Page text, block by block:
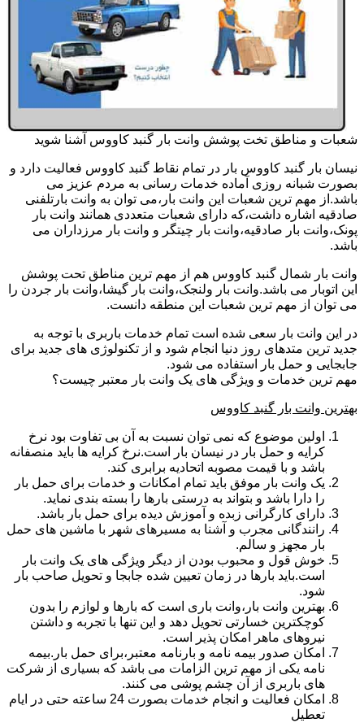
شعبات و مناطق تخت پوشش وانت بار گنبد کاووس آشنا شوید
نیسان بار گنبد کاووس بار در تمام نقاط گنبد کاووس فعالیت دارد و
بصورت شبانه روزی آماده خدمات رسانی به مردم عزیز می
باشد.از مهم ترین شعبات این وانت بار،می توان به وانت بارتلفنی
صادقیه اشاره داشت،که دارای شعبات متعددی همانند وانت بار
پونک،وانت بار صادقیه،وانت بار چیتگر و وانت بار مرزداران می
باشد.
وانت بار شمال گنبد کاووس هم از مهم ترین مناطق تحت پوشش
این اتوبار می باشد.وانت بار ولنجک،وانت بار گیشا،وانت بار جردن را
می توان از مهم ترین شعبات این منطقه دانست.
در این وانت بار سعی شده است تمام خدمات باربری با توجه به
جدید ترین متدهای روز دنیا انجام شود و از تکنولوژی های جدید برای
جابجایی و حمل بار استفاده می شود.
مهم ترین خدمات و ویژگی های یک وانت بار معتبر چیست؟
بهترین وانت بار گنبد کاووس
اولین موضوع که نمی توان نسبت به آن بی تفاوت بود نرخ
کرایه و حمل بار در نیسان بار است.نرخ کرایه ها باید منصفانه
باشد و با قیمت مصوبه اتحادیه برابری کند.
یک وانت بار موفق باید تمام امکانات و خدمات برای حمل بار
را دارا باشد و بتواند به درستی بارها را بسته بندی نماید.
دارای کارگرانی زبده و آموزش دیده برای حمل بار باشد.
رانندگانی مجرب و آشنا به مسیرهای شهر با ماشین های حمل
بار مجهز و سالم.
خوش قول و محبوب بودن از دیگر ویژگی های یک وانت بار
است.باید بارها در زمان تعیین شده جابجا و تحویل صاحب بار
شود.
بهترین وانت بار،وانت باری است که بارها و لوازم را بدون
کوچکترین خسارتی تحویل دهد و این تنها با تجربه و داشتن
نیروهای ماهر امکان پذیر است.
امکان صدور بیمه نامه و بارنامه معتبر،برای حمل بار.بیمه
نامه یکی از مهم ترین الزامات می باشد که بسیاری از شرکت
های باربری از آن چشم پوشی می کنند.
امکان فعالیت و انجام خدمات بصورت 24 ساعته حتی در ایام
تعطیل